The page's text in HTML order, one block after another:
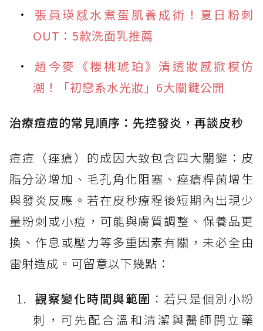
張員瑛感水煮蛋肌養成術！夏日粉刺
OUT：5款洗面乳推薦
趙今麥《櫻桃琥珀》清透妝感掀模仿
潮！「初戀系水光妝」6大關鍵公開
治療痘痘的常見順序：先控發炎，再談皮秒
痘痘（痤瘡）的成因大致包含四大關鍵：皮
脂分泌增加、毛孔角化阻塞、痤瘡桿菌增生
與發炎反應。若在皮秒療程後短期內出現少
量粉刺或小痘，可能與膚質調整、保養品更
換、作息或壓力等多重因素有關，未必全由
雷射造成。可留意以下幾點：
觀察變化時間與範圍 ：若只是個別小粉
刺，可先配合溫和清潔與醫師開立藥